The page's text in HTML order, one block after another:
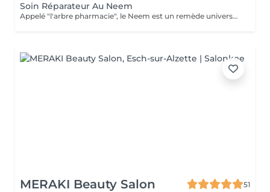
Soin Réparateur Au Neem
Appelé "l'arbre pharmacie", le Neem est un remède universel en Inde. Profitez de ses bienfaits pour préserver la jeunesse de votre peau.
MERAKI Beauty Salon
51